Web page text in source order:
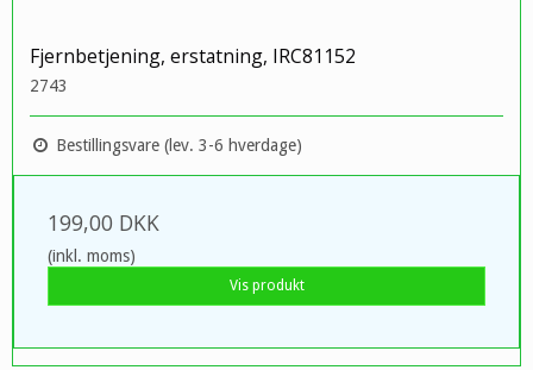
Fjernbetjening, erstatning, IRC81152
2743
Bestillingsvare (lev. 3-6 hverdage)
199,00 DKK
(inkl. moms)
Vis produkt